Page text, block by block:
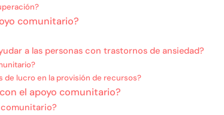
comunitario?
a las personas con trastornos de ansiedad?
de lucro en la provisión de recursos?
el apoyo comunitario?